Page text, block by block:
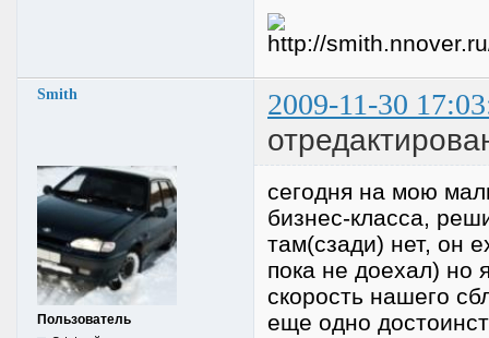
Smith 2009-11-30
Пользователь
сегодня на мою
бизнес-класса,
там(сзади) нет, он
пока не доехал) но
скорость нашего
еще одно